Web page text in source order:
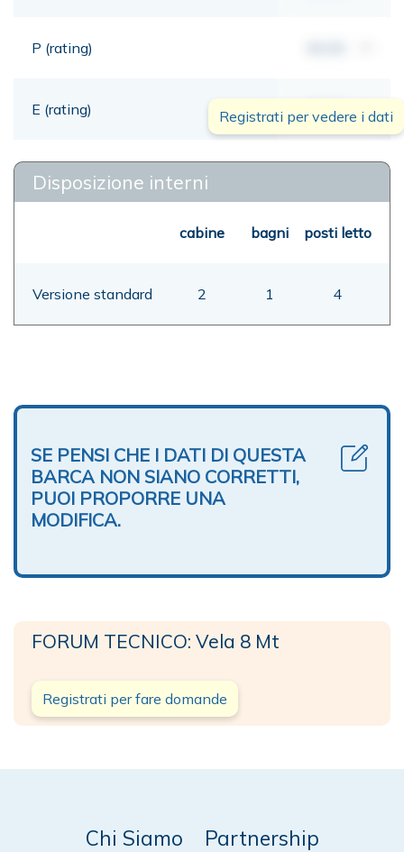
P (rating)
E (rating) 00,00 mt
Registrati per vedere i dati
Disposizione interni
cabine bagni posti letto
Versione standard 2 1 4
SE PENSI CHE I DATI DI QUESTA
BARCA NON SIANO CORRETTI,
PUOI PROPORRE UNA
MODIFICA.
FORUM TECNICO: Vela 8 Mt
Registrati per fare domande
Chi Siamo Partnership